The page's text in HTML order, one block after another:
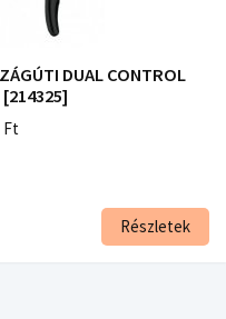
DUAL CONTROL
[214325]
Ft
Részletek